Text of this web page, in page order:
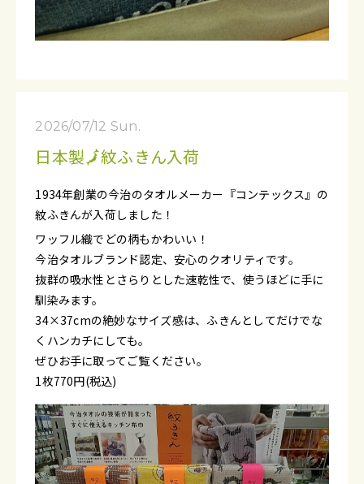
2026/07/12 Sun.
日本製🗾紋ふきん入荷
1934年創業の今治のタオルメーカー『コンテックス』の
紋ふきんが入荷しました！
ワッフル織でどの柄もかわいい！
今治タオルブランド認定、安心のクオリティです。
抜群の吸水性とさらりとした速乾性で、使うほどに手に
馴染みます。
34×37cmの絶妙なサイズ感は、ふきんとしてだけでな
くハンカチにしても。
ぜひお手に取ってご覧ください。
1枚770円(税込)